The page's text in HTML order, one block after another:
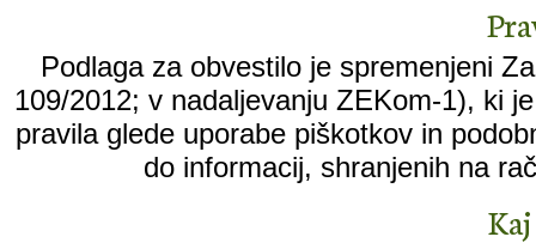
Podlaga za obvestilo je spremenjeni
109/2012; v nadaljevanju ZEKom-1), ki
pravila glede uporabe piškotkov in
do informacij, shranjenih na